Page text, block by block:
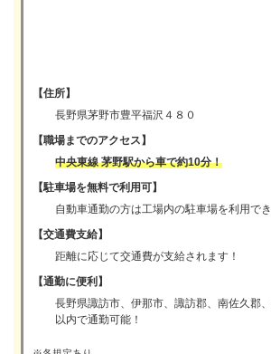
【住所】
長野県茅野市豊平福沢４８０
【職場までのアクセス】
中央東線 茅野駅から車で約10分！
【駐車場を無料で利用可】
自動車通勤の方は工場内の駐車場を利用でき
【交通費支給】
距離に応じて交通費が支給されます！
【通勤に便利】
長野県諏訪市、伊那市、諏訪郡、南佐久郡
以内で通勤可能！